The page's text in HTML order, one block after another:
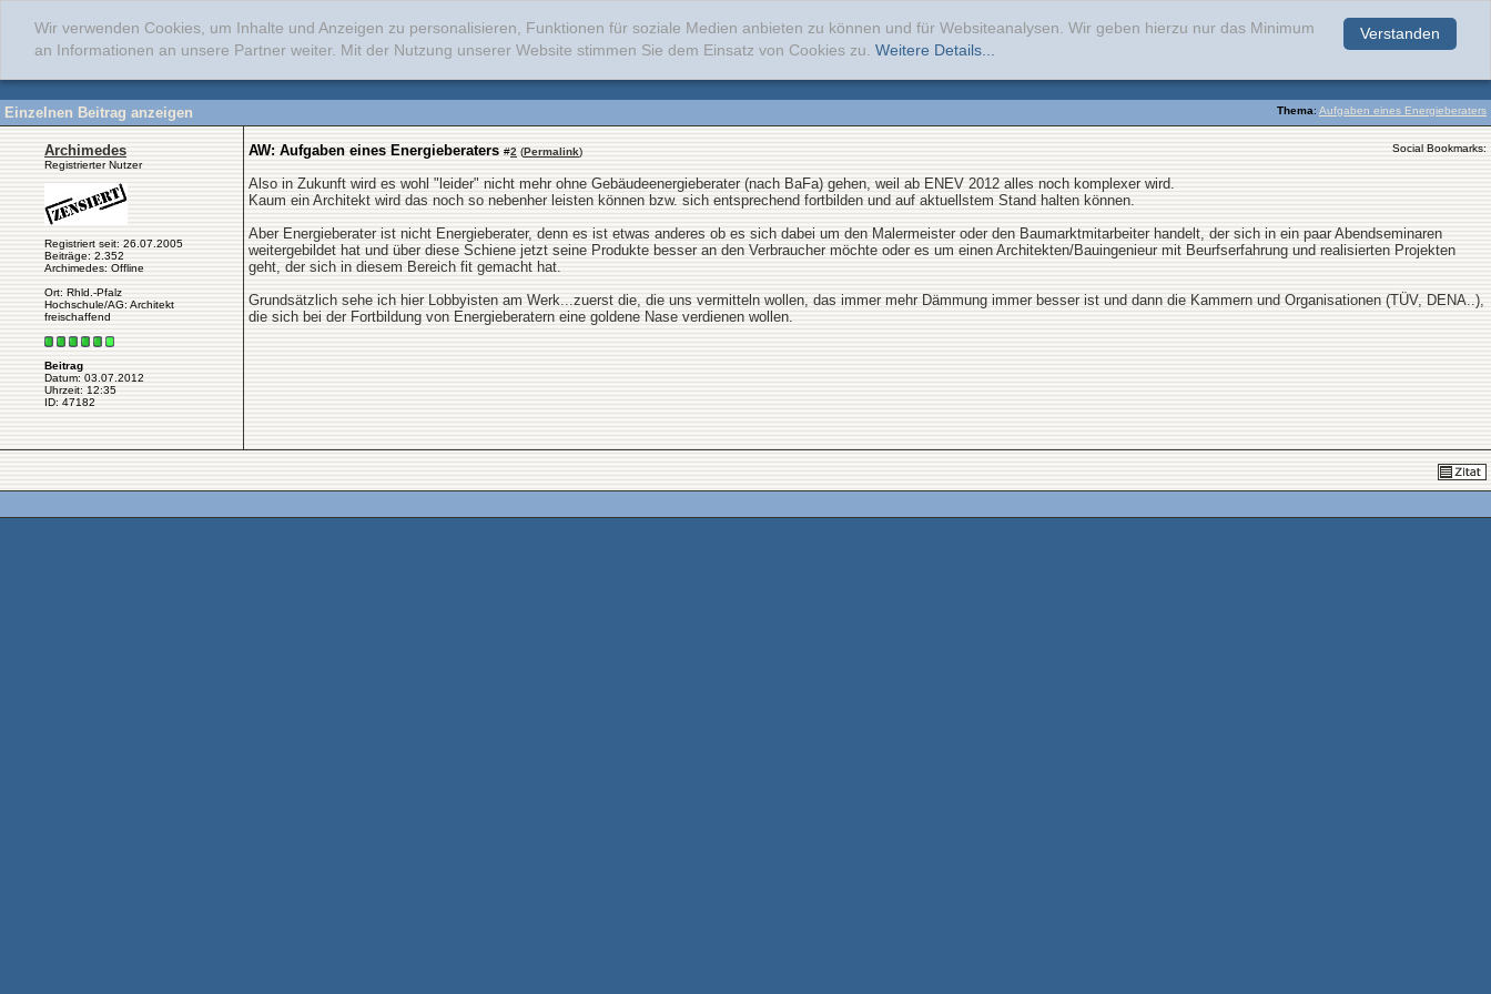
Verstanden
Wir verwenden Cookies, um Inhalte und Anzeigen zu personalisieren, Funktionen für soziale Medien anbieten zu können und für Websiteanalysen. Wir geben hierzu nur das Minimum
an Informationen an unsere Partner weiter. Mit der Nutzung unserer Website stimmen Sie dem Einsatz von Cookies zu. Weitere Details...
Thema: Aufgaben eines Energieberaters
Einzelnen Beitrag anzeigen
Archimedes
Registrierter Nutzer
Registriert seit: 26.07.2005
Beiträge: 2.352
Archimedes: Offline
Ort: Rhld.-Pfalz
Hochschule/AG: Architekt
freischaffend
Beitrag
Datum: 03.07.2012
Uhrzeit: 12:35
ID: 47182
AW: Aufgaben eines Energieberaters #2 (Permalink) Social Bookmarks:
Also in Zukunft wird es wohl "leider" nicht mehr ohne Gebäudeenergieberater (nach BaFa) gehen, weil ab ENEV 2012 alles noch komplexer wird.
Kaum ein Architekt wird das noch so nebenher leisten können bzw. sich entsprechend fortbilden und auf aktuellstem Stand halten können.
Aber Energieberater ist nicht Energieberater, denn es ist etwas anderes ob es sich dabei um den Malermeister oder den Baumarktmitarbeiter handelt, der sich in ein paar Abendseminaren
weitergebildet hat und über diese Schiene jetzt seine Produkte besser an den Verbraucher möchte oder es um einen Architekten/Bauingenieur mit Beurfserfahrung und realisierten Projekten
geht, der sich in diesem Bereich fit gemacht hat.
Grundsätzlich sehe ich hier Lobbyisten am Werk...zuerst die, die uns vermitteln wollen, das immer mehr Dämmung immer besser ist und dann die Kammern und Organisationen (TÜV, DENA..),
die sich bei der Fortbildung von Energieberatern eine goldene Nase verdienen wollen.